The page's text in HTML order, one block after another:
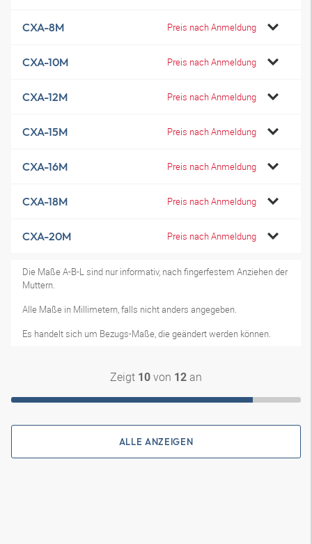
CXA-8M Preis nach Anmeldung
CXA-10M Preis nach Anmeldung
CXA-12M Preis nach Anmeldung
CXA-15M Preis nach Anmeldung
CXA-16M Preis nach Anmeldung
CXA-18M Preis nach Anmeldung
CXA-20M Preis nach Anmeldung
Die Maße A-B-L sind nur informativ, nach fingerfestem Anziehen der
Muttern.
Alle Maße in Millimetern, falls nicht anders angegeben.
Es handelt sich um Bezugs-Maße, die geändert werden können.
Zeigt 10 von 12 an
ALLE ANZEIGEN